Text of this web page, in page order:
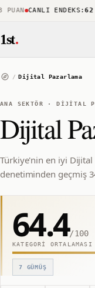
CANLI ENDEKS:62 /
1st.
/ Dijital Pazarlama
ANA SEKTÖR ·DIJITAL
Dijital
Türkiye'nin en iyi
denetiminden geçmiş
64.4/100
KATEGORI ORTALAMASI
7 GÜMÜŞ